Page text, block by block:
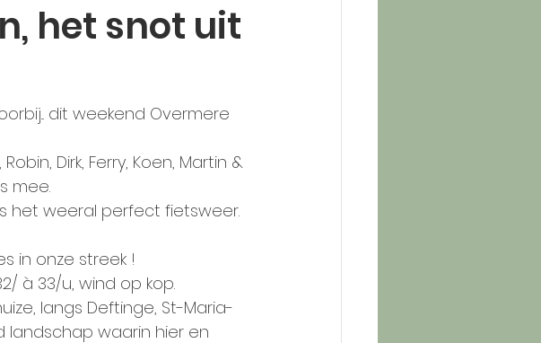
het snot uit
dit weekend Overmere
Dirk, Ferry, Koen, Martin &
mee.
het weeral perfect fietsweer.
in onze streek !
à 33/u, wind op kop.
landschap waarin hier en